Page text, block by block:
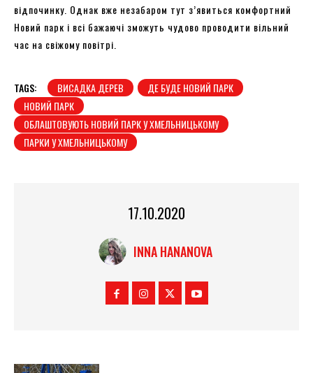
відпочинку. Однак вже незабаром тут з’явиться комфортний
Новий парк і всі бажаючі зможуть чудово проводити вільний
час на свіжому повітрі.
TAGS: ВИСАДКА ДЕРЕВ
ДЕ БУДЕ НОВИЙ ПАРК
НОВИЙ ПАРК
ОБЛАШТОВУЮТЬ НОВИЙ ПАРК У ХМЕЛЬНИЦЬКОМУ
ПАРКИ У ХМЕЛЬНИЦЬКОМУ
17.10.2020
INNA HANANOVA